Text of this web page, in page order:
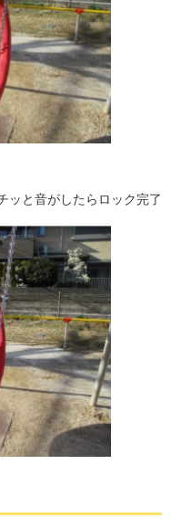
ッと音がしたらロック完了